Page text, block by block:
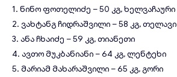
1. ნინო ფოთელიძე – 50 კგ, ხელვაჩაური
2. ვახტანგ ჩიდრაშვილი – 58 კგ, თელავი
3. ანა ჩხაიძე – 59 კგ, თიანეთი
4. ავთო მუკბანიანი – 64 კგ, ლენტეხი
5. მარიამ მახარაშვილი – 65 კგ, გორი